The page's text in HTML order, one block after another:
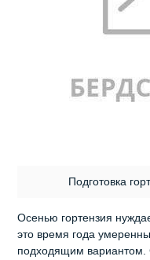
Подготовка
Осенью гортензия
это время года
подходящим вариантом.